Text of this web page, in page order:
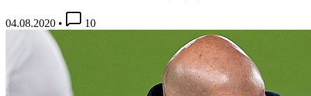
04.08.2020 • 10